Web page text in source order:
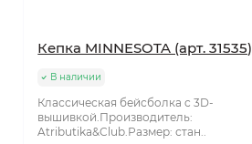
Кепка MINNESOTA (арт. 31535)
В наличии
Классическая бейсболка c 3D-
вышивкой.Производитель:
Atributika&Club.Размер: стан..